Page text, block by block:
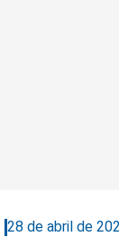
28 de abril de